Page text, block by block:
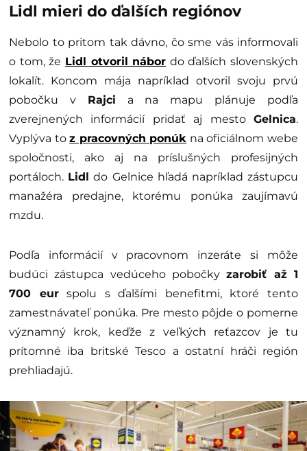
Lidl mieri do ďalších regiónov
Nebolo to pritom tak dávno, čo sme vás informovali
o tom, že Lidl otvoril nábor do ďalších slovenských
lokalít. Koncom mája napríklad otvoril svoju prvú
pobočku v Rajci a na mapu plánuje podľa
zverejnených informácií pridať aj mesto Gelnica.
Vyplýva toz pracovných ponúk na oficiálnom webe
spoločnosti, ako aj na príslušných profesijných
portáloch. Lidl do Gelnice hľadá napríklad zástupcu
manažéra predajne, ktorému ponúka zaujímavú
mzdu.
Podľa informácií v pracovnom inzeráte si môže
budúci zástupca vedúceho pobočkyzarobiť až 1
700 eurspolu s ďalšími benefitmi, ktoré tento
zamestnávateľ ponúka. Pre mesto pôjde o pomerne
významný krok, keďže z veľkých reťazcov je tu
prítomné iba britské Tesco a ostatní hráči región
prehliadajú.